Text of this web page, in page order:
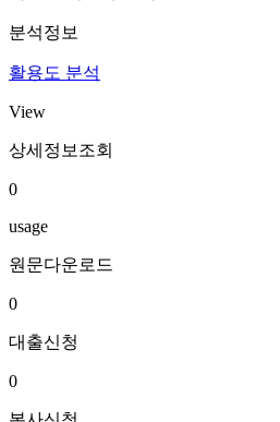
분석정보
활용도 분석
View
상세정보조회
0
usage
원문다운로드
0
대출신청
0